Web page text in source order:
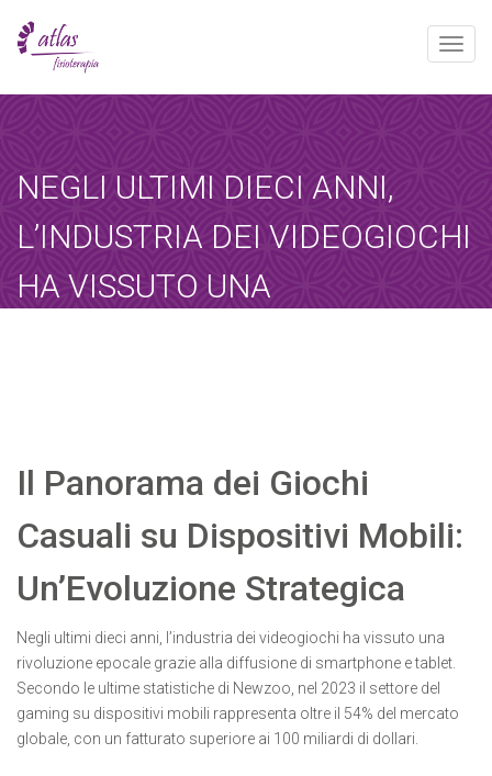
Toggle
NEGLI ULTIMI DIECI ANNI,
L’INDUSTRIA DEI VIDEOGIOCHI
HA VISSUTO UNA
Il Panorama dei Giochi
Casuali su Dispositivi Mobili:
Un’Evoluzione Strategica
Negli ultimi dieci anni, l’industria dei videogiochi ha vissuto una
rivoluzione epocale grazie alla diffusione di smartphone e tablet.
Secondo le ultime statistiche di Newzoo, nel 2023 il settore del
gaming su dispositivi mobili rappresenta oltre il 54% del mercato
globale, con un fatturato superiore ai 100 miliardi di dollari